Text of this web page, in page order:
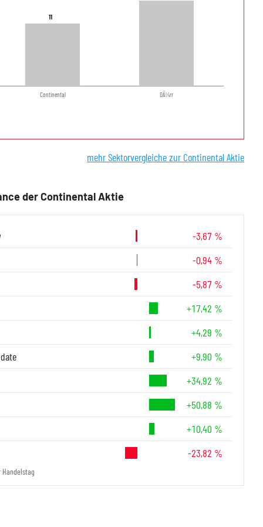
11
11
Continental DÃ¼rr
mehr Sektorvergleiche zur Continental Aktie
der Continental Aktie
-3,67 %
-0,94 %
-5,87 %
+17,42 %
+4,29 %
+9,90 %
+34,92 %
+50,88 %
+10,40 %
-23,82 %